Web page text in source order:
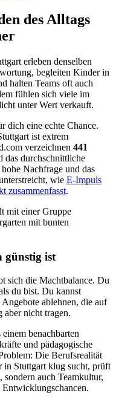
des Alltags
erleben denselben
begleiten Kinder in
halten Teams oft auch
fühlen sich viele im
unter Wert verkauft.
dich eine echte Chance.
ist extrem
verzeichnen 441
das durchschnittliche
Nachfrage und das
wie E-Impuls
zusammenfasst.
günstig ist
sich die Machtbalance. Du
du bist. Du kannst
ablehnen, die auf
nicht tragen.
benachbarten
und pädagogische
Die Berufsrealität
in Stuttgart klug sucht, prüft
auch Teamkultur,